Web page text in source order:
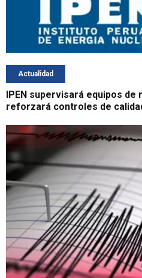
Actualidad
IPEN supervisará equipos de
reforzará controles de